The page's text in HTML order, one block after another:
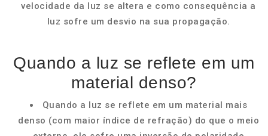
velocidade da luz se altera e como consequência a
luz sofre um desvio na sua propagação.
Quando a luz se reflete em um
material denso?
Quando a luz se reflete em um material mais
denso (com maior índice de refração) do que o meio